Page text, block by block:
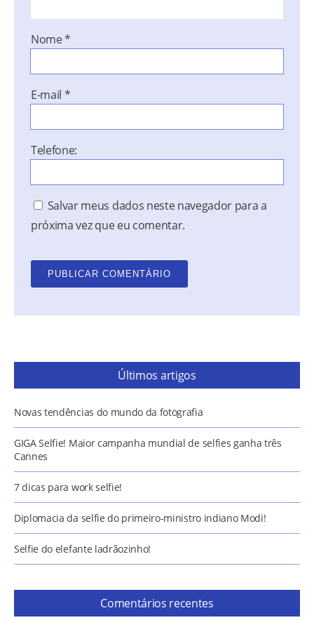
Nome*
E-mail *
Telefone:
Salvar meus dados neste navegador para a
próxima vez que eu comentar.
Últimos artigos
Novas tendências do mundo da fotografia
GIGA Selfie! Maior campanha mundial de selfies ganha três
Cannes
7 dicas para work selfie!
Diplomacia da selfie do primeiro-ministro indiano Modi!
Selfie do elefante ladrãozinho!
Comentários recentes